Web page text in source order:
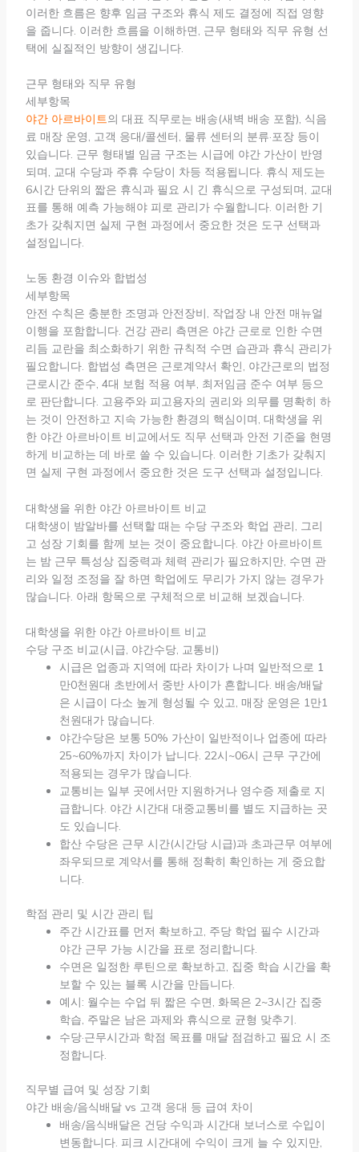
이러한 흐름은 향후 임금 구조와 휴식 제도 결정에 직접 영향
을 줍니다. 이러한 흐름을 이해하면, 근무 형태와 직무 유형 선
택에 실질적인 방향이 생깁니다.
근무 형태와 직무 유형
세부항목
야간 아르바이트의 대표 직무로는 배송(새벽 배송 포함), 식음
료 매장 운영, 고객 응대/콜센터, 물류 센터의 분류·포장 등이
있습니다. 근무 형태별 임금 구조는 시급에 야간 가산이 반영
되며, 교대 수당과 주휴 수당이 차등 적용됩니다. 휴식 제도는
6시간 단위의 짧은 휴식과 필요 시 긴 휴식으로 구성되며, 교대
표를 통해 예측 가능해야 피로 관리가 수월합니다. 이러한 기
초가 갖춰지면 실제 구현 과정에서 중요한 것은 도구 선택과
설정입니다.
노동 환경 이슈와 합법성
세부항목
안전 수칙은 충분한 조명과 안전장비, 작업장 내 안전 매뉴얼
이행을 포함합니다. 건강 관리 측면은 야간 근로로 인한 수면
리듬 교란을 최소화하기 위한 규칙적 수면 습관과 휴식 관리가
필요합니다. 합법성 측면은 근로계약서 확인, 야간근로의 법정
근로시간 준수, 4대 보험 적용 여부, 최저임금 준수 여부 등으
로 판단합니다. 고용주와 피고용자의 권리와 의무를 명확히 하
는 것이 안전하고 지속 가능한 환경의 핵심이며, 대학생을 위
한 야간 아르바이트 비교에서도 직무 선택과 안전 기준을 현명
하게 비교하는 데 바로 쓸 수 있습니다. 이러한 기초가 갖춰지
면 실제 구현 과정에서 중요한 것은 도구 선택과 설정입니다.
대학생을 위한 야간 아르바이트 비교
대학생이 밤알바를 선택할 때는 수당 구조와 학업 관리, 그리
고 성장 기회를 함께 보는 것이 중요합니다. 야간 아르바이트
는 밤 근무 특성상 집중력과 체력 관리가 필요하지만, 수면 관
리와 일정 조정을 잘 하면 학업에도 무리가 가지 않는 경우가
많습니다. 아래 항목으로 구체적으로 비교해 보겠습니다.
대학생을 위한 야간 아르바이트 비교
수당 구조 비교(시급, 야간수당, 교통비)
시급은 업종과 지역에 따라 차이가 나며 일반적으로 1
만0천원대 초반에서 중반 사이가 흔합니다. 배송/배달
은 시급이 다소 높게 형성될 수 있고, 매장 운영은 1만1
천원대가 많습니다.
야간수당은 보통 50% 가산이 일반적이나 업종에 따라
25~60%까지 차이가 납니다. 22시~06시 근무 구간에
적용되는 경우가 많습니다.
교통비는 일부 곳에서만 지원하거나 영수증 제출로 지
급합니다. 야간 시간대 대중교통비를 별도 지급하는 곳
도 있습니다.
합산 수당은 근무 시간(시간당 시급)과 초과근무 여부에
좌우되므로 계약서를 통해 정확히 확인하는 게 중요합
니다.
학점 관리 및 시간 관리 팁
주간 시간표를 먼저 확보하고, 주당 학업 필수 시간과
야간 근무 가능 시간을 표로 정리합니다.
수면은 일정한 루틴으로 확보하고, 집중 학습 시간을 확
보할 수 있는 블록 시간을 만듭니다.
예시: 월수는 수업 뒤 짧은 수면, 화목은 2~3시간 집중
학습, 주말은 남은 과제와 휴식으로 균형 맞추기.
수당·근무시간과 학점 목표를 매달 점검하고 필요 시 조
정합니다.
직무별 급여 및 성장 기회
야간 배송/음식배달 vs 고객 응대 등 급여 차이
배송/음식배달은 건당 수익과 시간대 보너스로 수입이
변동합니다. 피크 시간대에 수익이 크게 늘 수 있지만,